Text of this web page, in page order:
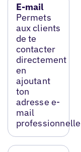
E-mail
Permets
aux clients
de te
contacter
directement
en
ajoutant
ton
adresse e-
mail